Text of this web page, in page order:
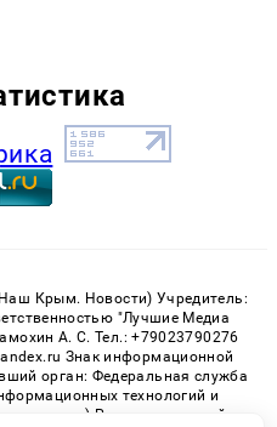
Крым. Новости) Учредитель:
"Лучшие Медиа
А. С. Тел.: +79023790276
Знак информационной
орган: Федеральная служба
технологий и
Регистрационный